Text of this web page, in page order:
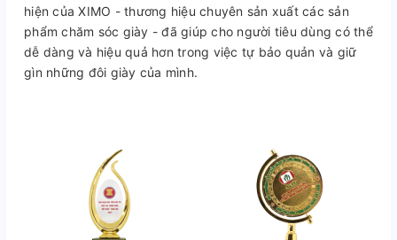
hiện của XIMO - thương hiệu chuyên sản xuất các sản
phẩm chăm sóc giày - đã giúp cho người tiêu dùng có thể
dễ dàng và hiệu quả hơn trong việc tự bảo quản và giữ
gìn những đôi giày của mình.